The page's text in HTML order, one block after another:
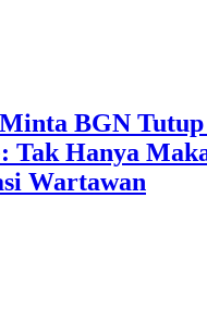
BGN
Tak Hanya
Wartawan